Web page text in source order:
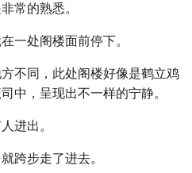
常的熟悉。
一处阁楼面前停下。
不同，此处阁楼好像是鹤立鸡
中，呈现出不一样的宁静。
进出。
跨步走了进去。